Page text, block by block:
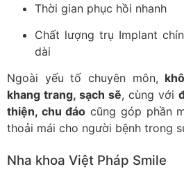
Thời gian phục hồi nhanh
Chất lượng trụ Implant
dài
Ngoài yếu tố chuyên môn,
khang trang, sạch sẽ, cùng với
thiện, chu đáo cũng góp phần
thoải mái cho người bệnh trong
Nha khoa Việt Pháp Smile